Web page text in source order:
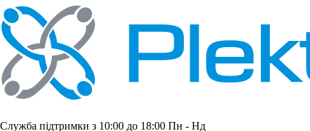
Служба підтримки з 10:00 до 18:00 Пн - Нд